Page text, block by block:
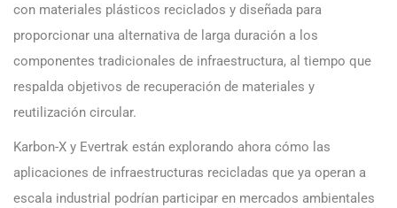
con materiales plásticos reciclados y diseñada para
proporcionar una alternativa de larga duración a los
componentes tradicionales de infraestructura, al tiempo que
respalda objetivos de recuperación de materiales y
reutilización circular.
Karbon-X y Evertrak están explorando ahora cómo las
aplicaciones de infraestructuras recicladas que ya operan a
escala industrial podrían participar en mercados ambientales